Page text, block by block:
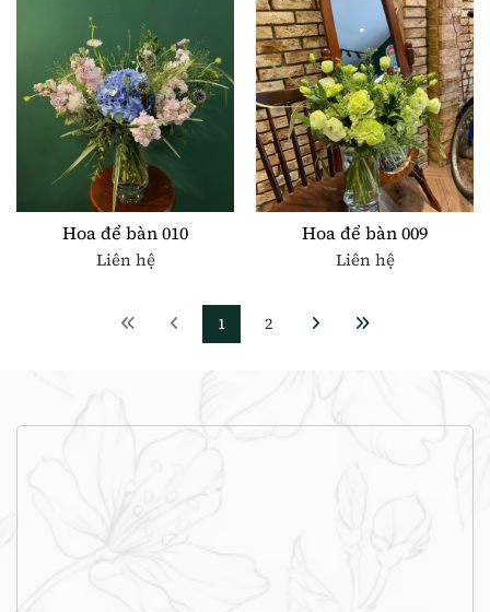
Hoa để bàn 010
Liên hệ
Hoa để bàn 009
Liên hệ
1 2